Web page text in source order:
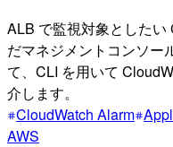
ALB で監視対象としたい
だマネジメントコンソー
て、CLI を用いて
介します。
CloudWatch Alarm
AWS